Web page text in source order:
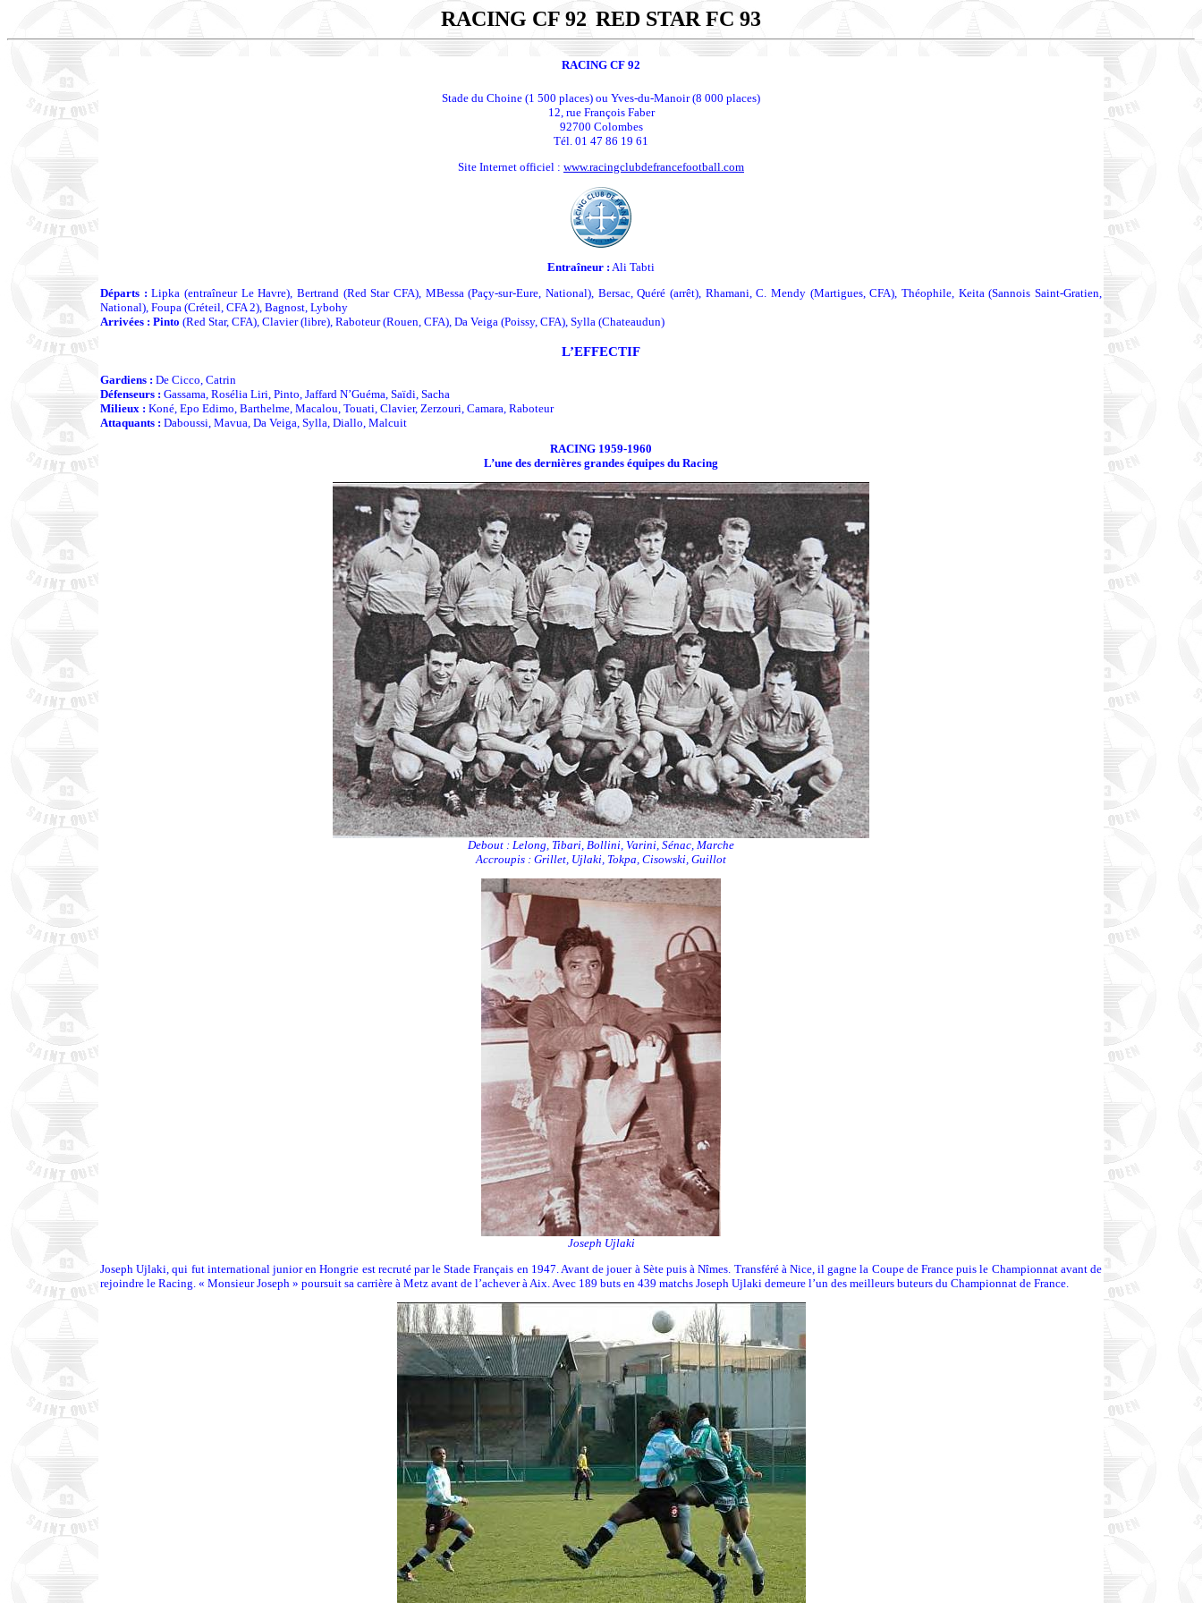
RACING CF 92 RED STAR FC 93
RACING CF 92
Stade du Choine (1 500 places) ou Yves-du-Manoir (8 000 places)
12, rue François Faber
92700 Colombes
Tél. 01 47 86 19 61
Site Internet officiel : www.racingclubdefrancefootball.com
Entraîneur : Ali Tabti
Départs : Lipka (entraîneur Le Havre), Bertrand (Red Star CFA), MBessa (Paçy-sur-Eure, National), Bersac, Quéré (arrêt), Rhamani, C. Mendy (Martigues, CFA), Théophile, Keita (Sannois Saint-Gratien,
National), Foupa (Créteil, CFA 2), Bagnost, Lybohy
Arrivées : Pinto (Red Star, CFA), Clavier (libre), Raboteur (Rouen, CFA), Da Veiga (Poissy, CFA), Sylla (Chateaudun)
L’EFFECTIF
Gardiens : De Cicco, Catrin
Défenseurs : Gassama, Rosélia Liri, Pinto, Jaffard N’Guéma, Saïdi, Sacha
Milieux : Koné, Epo Edimo, Barthelme, Macalou, Touati, Clavier, Zerzouri, Camara, Raboteur
Attaquants : Daboussi, Mavua, Da Veiga, Sylla, Diallo, Malcuit
RACING 1959-1960
L’une des dernières grandes équipes du Racing
Debout : Lelong, Tibari, Bollini, Varini, Sénac, Marche
Accroupis : Grillet, Ujlaki, Tokpa, Cisowski, Guillot
Joseph Ujlaki
Joseph Ujlaki, qui fut international junior en Hongrie est recruté par le Stade Français en 1947. Avant de jouer à Sète puis à Nîmes. Transféré à Nice, il gagne la Coupe de France puis le Championnat avant de
rejoindre le Racing. « Monsieur Joseph » poursuit sa carrière à Metz avant de l’achever à Aix. Avec 189 buts en 439 matchs Joseph Ujlaki demeure l’un des meilleurs buteurs du Championnat de France.